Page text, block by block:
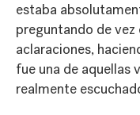
estaba
preguntando de
aclaraciones,
fue una de aquellas
realmente